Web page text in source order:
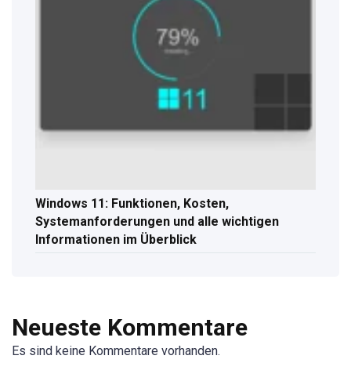
Windows 11: Funktionen, Kosten,
Systemanforderungen und alle wichtigen
Informationen im Überblick
Neueste Kommentare
Es sind keine Kommentare vorhanden.